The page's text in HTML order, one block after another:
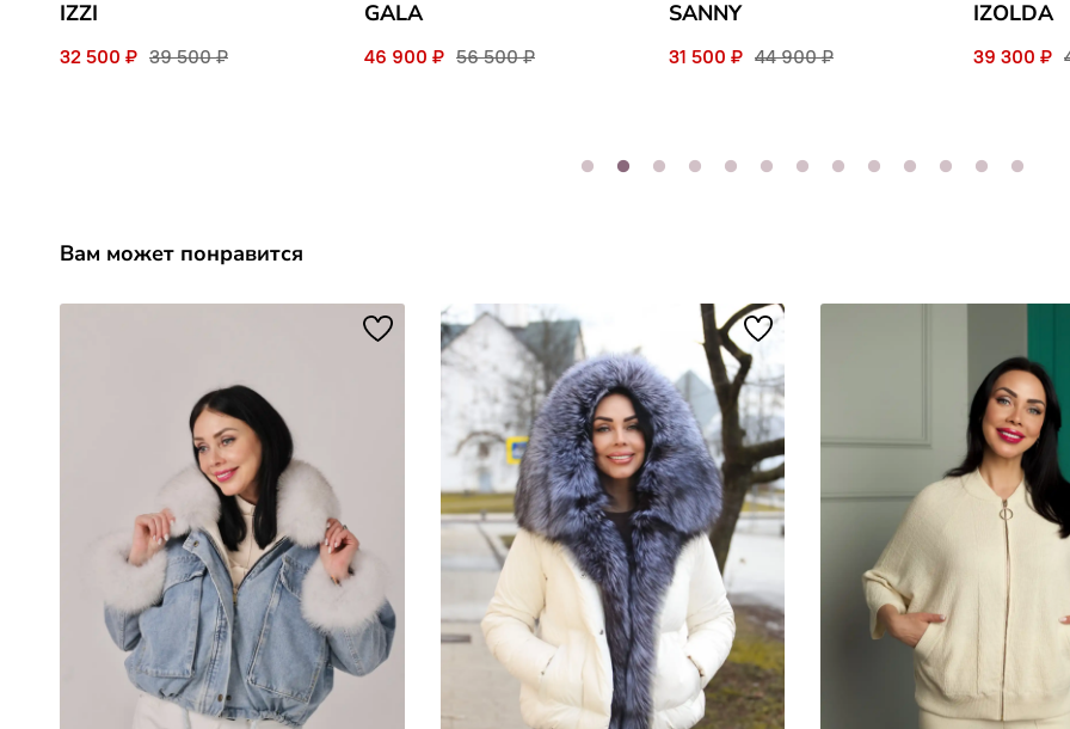
IZZI
32 500 ₽ 39 500 ₽
GALA
46 900 ₽ 56 500 ₽
SANNY
31 500 ₽ 44 900 ₽
IZOLDA
39 300 ₽
Вам может понравится